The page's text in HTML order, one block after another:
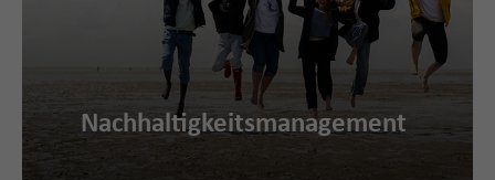
Nachhaltigkeitsmanagement